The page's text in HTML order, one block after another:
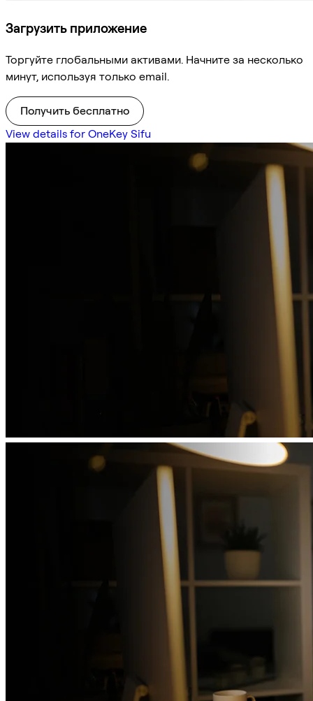
Загрузить приложение
Торгуйте глобальными активами. Начните за несколько
минут, используя только email.
Получить бесплатно
View details for OneKey Sifu